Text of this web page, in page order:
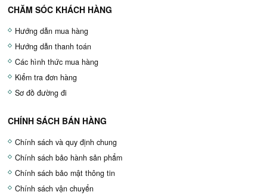
CHĂM SÓC KHÁCH HÀNG
Hướng dẫn mua hàng
Hướng dẫn thanh toán
Các hình thức mua hàng
Kiểm tra đơn hàng
Sơ đồ đường đi
CHÍNH SÁCH BÁN HÀNG
Chính sách và quy định chung
Chính sách bảo hành sản phẩm
Chính sách bảo mật thông tin
Chính sách vận chuyển